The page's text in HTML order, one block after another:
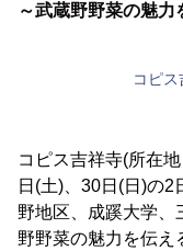
～武蔵野野菜の魅力
コピ
コピス吉祥寺(所在
日(土)、30日(日)の
野地区、成蹊大学、
野野菜の魅力を伝え